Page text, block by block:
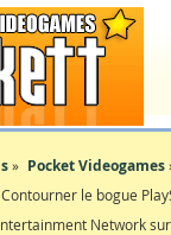
Pocket Videogames
le bogue
Network sur